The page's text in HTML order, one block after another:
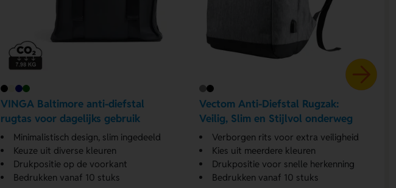
VINGA Baltimore anti-diefstal
rugtas voor dagelijks gebruik
Minimalistisch design, slim ingedeeld
Keuze uit diverse kleuren
Drukpositie op de voorkant
Bedrukken vanaf 10 stuks
Vectom Anti-Diefstal Rugzak:
Veilig, Slim en Stijlvol onderweg
Verborgen rits voor extra veiligheid
Kies uit meerdere kleuren
Drukpositie voor snelle herkenning
Bedrukken vanaf 10 stuks